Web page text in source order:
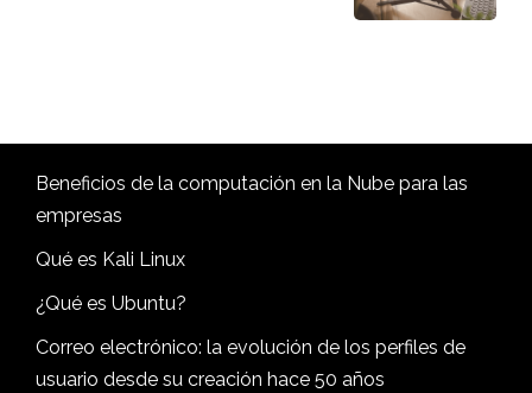
Beneficios de la computación en la Nube para las
empresas
Qué es Kali Linux
¿Qué es Ubuntu?
Correo electrónico: la evolución de los perfiles de
usuario desde su creación hace 50 años